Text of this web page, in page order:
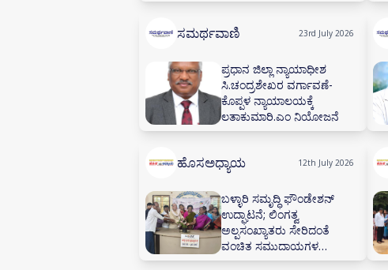
ಮತ್ತು ಮಳಿಗೆಗಳಿಗೆ ಬೀಗ
ಸಮರ್ಥವಾಣಿ 23rd July 2026
ಪ್ರಧಾನ ಜಿಲ್ಲಾ ನ್ಯಾಯಾಧೀಶ
ಸಿ.ಚಂದ್ರಶೇಖರ ವರ್ಗಾವಣೆ-
ಕೊಪ್ಪಳ ನ್ಯಾಯಾಲಯಕ್ಕೆ
ಲತಾಕುಮಾರಿ.ಎಂ ನಿಯೋಜನೆ
ಹೊಸಅಧ್ಯಾಯ 12th July 2026
ಬಳ್ಳಾರಿ ಸಮೃದ್ಧಿ ಫೌಂಡೇಶನ್
ಉದ್ಘಾಟನೆ; ಲಿಂಗತ್ವ
ಅಲ್ಪಸಂಖ್ಯಾತರು ಸೇರಿದಂತೆ
ವಂಚಿತ ಸಮುದಾಯಗಳ
ಸಬಲೀಕರಣಕ್ಕೆ ಸಂಕಲ್ಪ